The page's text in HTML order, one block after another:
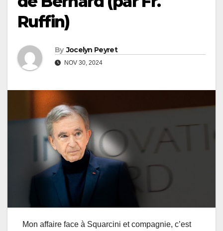
Ruffin)
By Jocelyn Peyret
NOV 30, 2024
Mon affaire face à Squarcini et compagnie, c’est